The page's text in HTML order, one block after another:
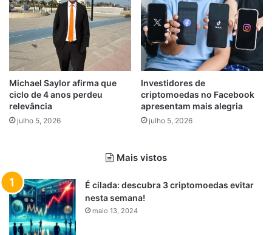
Michael Saylor afirma que
ciclo de 4 anos perdeu
relevância
julho 5, 2026
Investidores de
criptomoedas no Facebook
apresentam mais alegria
julho 5, 2026
Mais vistos
É cilada: descubra 3 criptomoedas evitar
nesta semana!
maio 13, 2024